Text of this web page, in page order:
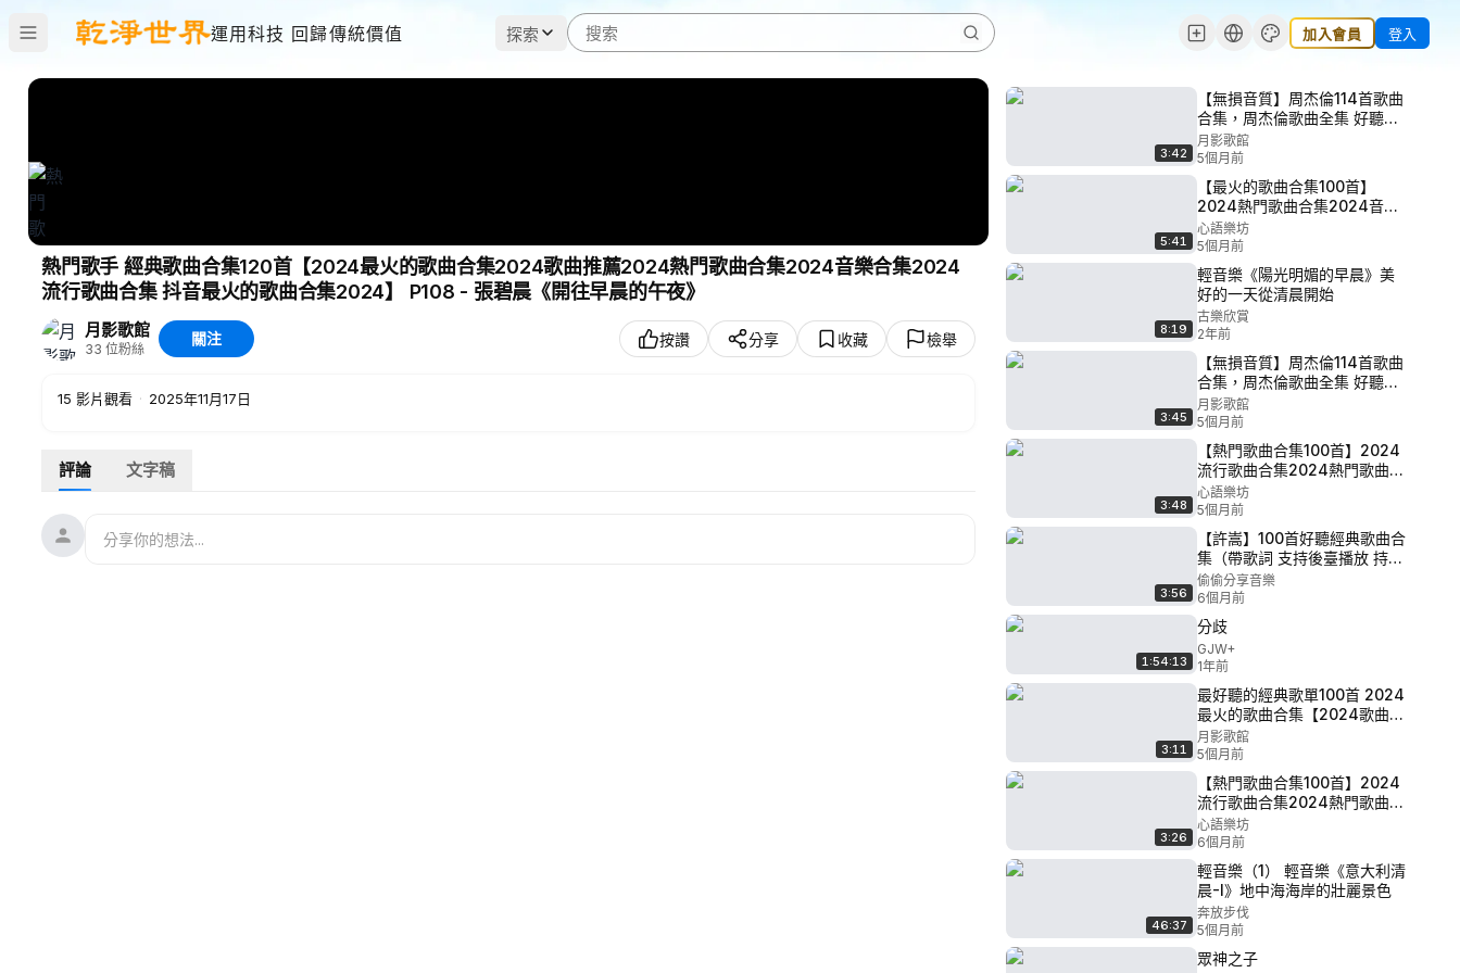
運用科技 回歸傳統價值 探索 加入會員 登入
熱門歌手 經典歌曲合集120首【2024最火的歌曲合集2024歌曲推薦2024熱門歌曲合集2024音樂合集2024
流行歌曲合集 抖音最火的歌曲合集2024】 P108 - 張碧晨《開往早晨的午夜》
月影歌館
33 位粉絲
關注 按讚 分享 收藏 檢舉
15 影片觀看 · 2025年11月17日
評論 文字稿
3:42
【無損音質】周杰倫114首歌曲
合集，周杰倫歌曲全集 好聽的
音樂合集 P102 - 陽光宅男 - 周
杰倫
月影歌館
5個月前
5:41
【最火的歌曲合集100首】
2024熱門歌曲合集2024音樂
合集經典歌曲合集2024歌曲推
薦2024流行歌曲合集抖音最火
歌曲合集音樂合集經典2024抖
音歌曲合集 P99 - 鮮花 - 回春
丹
心語樂坊
5個月前
8:19
輕音樂《陽光明媚的早晨》美
好的一天從清晨開始
古樂欣賞
2年前
3:45
【無損音質】周杰倫114首歌曲
合集，周杰倫歌曲全集 好聽的
音樂合集 P101 - 對不起 - 周杰
倫
月影歌館
5個月前
3:48
【熱門歌曲合集100首】2024
流行歌曲合集2024熱門歌曲合
集2024音樂合集經典歌曲合集
2024歌曲推薦抖音最火歌曲合
集音樂合集經典2024抖音神曲
2024 P95 - 枯木逢春 沈學風.
碩果諾米麼
心語樂坊
5個月前
3:56
【許嵩】100首好聽經典歌曲合
集（帶歌詞 支持後臺播放 持續
更新） P72 - 九月清晨（尋寶
遊戲）
偷偷分享音樂
6個月前
1:54:13
分歧
GJW+
1年前
3:11
最好聽的經典歌單100首 2024
最火的歌曲合集【2024歌曲推
薦2024熱門歌曲合集2024音
樂合集2024流行歌曲合集 抖
音最火的歌曲合集2024抖音神
曲】 P99 - 一首離別的歌 - 小
魚coco
月影歌館
5個月前
3:26
【熱門歌曲合集100首】2024
流行歌曲合集2024熱門歌曲合
集2024音樂合集經典歌曲合集
2024歌曲推薦抖音最火歌曲合
集音樂合集經典2024抖音神曲
2024 P89 - 孤雛 - 高睿
心語樂坊
6個月前
46:37
輕音樂（1） 輕音樂《意大利清
晨-I》地中海海岸的壯麗景色
奔放步伐
5個月前
眾神之子